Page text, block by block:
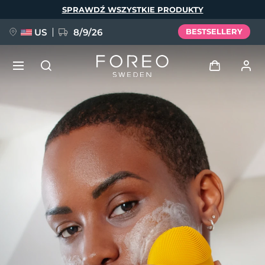
SPRAWDŹ WSZYSTKIE PRODUKTY
US 8/9/26 BESTSELLERY
Profil użytkownika
Moje urządzenia
Moje zamówienia
Moje adresy
Moje subskrypcje
NOWOŚĆ
FAQ™ Pure Beauty-Tech Elixir
BREAKING NEWS
issa™ Teeth Whitening Set
Język
English Deutsch
Español
Français
Italiano
Português
Svenska
Русский
Türkçe
简体中文 繁體中文